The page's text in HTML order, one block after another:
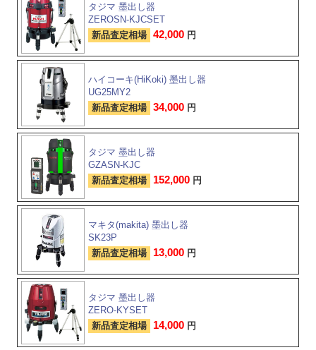
タジマ 墨出し器
ZEROSN-KJCSET
新品査定相場 42,000 円
ハイコーキ(HiKoki) 墨出し器
UG25MY2
新品査定相場 34,000 円
タジマ 墨出し器
GZASN-KJC
新品査定相場 152,000 円
マキタ(makita) 墨出し器
SK23P
新品査定相場 13,000 円
タジマ 墨出し器
ZERO-KYSET
新品査定相場 14,000 円